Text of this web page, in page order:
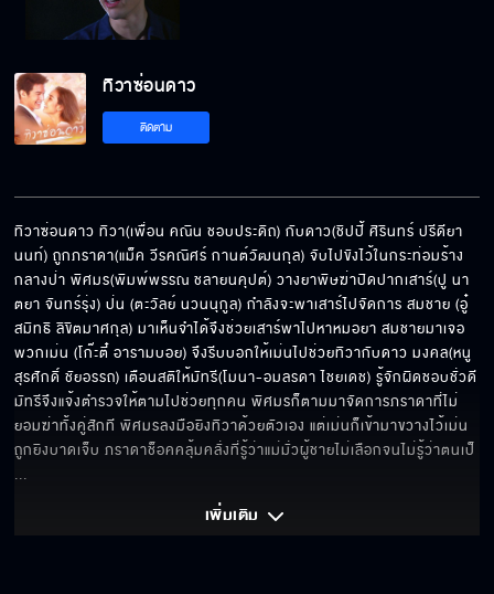
ดาวแค่ต้องการคนที่รักและใส่ใจดาว
ฉันต้องช่วยทิวา
อย่าพูดคำว่าโรคจิตให้ฉันได้ยิน
ทิวาซ่อนดาว
ติดตาม
ทิวาซ่อนดาว ทิวา(เพื่อน คณิน ชอบประดิถ) กับดาว(ชิปปี้ ศิรินทร์ ปรีดียา
นนท์) ถูกภราดา(แม็ค วีรคณิศร์ กานต์วัฒนกุล) จับไปขังไว้ในกระท่อมร้าง
กลางป่า พิศมร(พิมพ์พรรณ ชลายนคุปต์) วางยาพิษฆ่าปิดปากเสาร์(ปู นา
ตยา จันทร์รุ่ง) ป่น (ตะวัลย์ นวนนุกูล) กำลังจะพาเสาร์ไปจัดการ สมชาย (อู๋
สมิทธิ ลิขิตมาศกุล) มาเห็นจำได้จึงช่วยเสาร์พาไปหาหมอยา สมชายมาเจอ
พวกเม่น (โก๊ะตี๋ อารามบอย) จึงรีบบอกให้เม่นไปช่วยทิวากับดาว มงคล(หนู
สุรศักดิ์ ชัยอรรถ) เตือนสติให้มัทรี(โมนา-อมลรดา ไชยเดช) รู้จักผิดชอบชั่วดี
มัทรีจึงแจ้งตำรวจให้ตามไปช่วยทุกคน พิศมรก็ตามมาจัดการภราดาที่ไม่
ยอมฆ่าทั้งคู่สักที พิศมรลงมือยิงทิวาด้วยตัวเอง แต่เม่นก็เข้ามาขวางไว้เม่น
ถูกยิงบาดเจ็บ ภราดาช็อคคลุ้มคลั่งที่รู้ว่าแม่มั่วผู้ชายไม่เลือกจนไม่รู้ว่าตนเป็
...
เพิ่มเติม